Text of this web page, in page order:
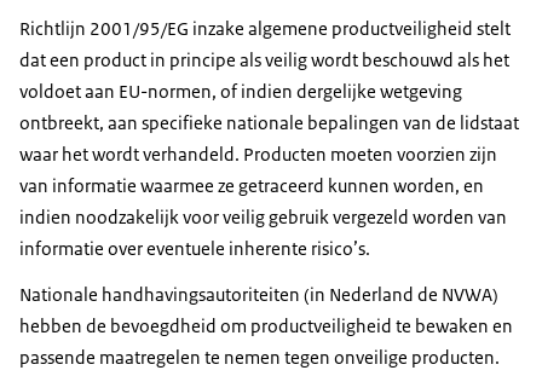
Richtlijn 2001/95/EG inzake algemene productveiligheid stelt
dat een product in principe als veilig wordt beschouwd als het
voldoet aan EU-normen, of indien dergelijke wetgeving
ontbreekt, aan specifieke nationale bepalingen van de lidstaat
waar het wordt verhandeld. Producten moeten voorzien zijn
van informatie waarmee ze getraceerd kunnen worden, en
indien noodzakelijk voor veilig gebruik vergezeld worden van
informatie over eventuele inherente risico’s.
Nationale handhavingsautoriteiten (in Nederland de NVWA)
hebben de bevoegdheid om productveiligheid te bewaken en
passende maatregelen te nemen tegen onveilige producten.